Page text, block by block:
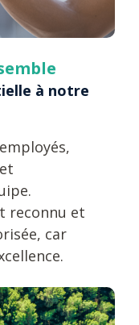
à notre
reconnu et
car